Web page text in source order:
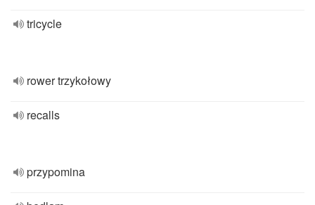
tricycle
rower trzykołowy
recalls
przypomina